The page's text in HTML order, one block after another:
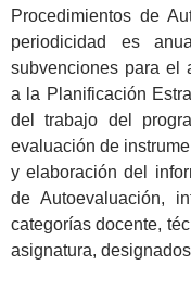
Procedimientos de
periodicidad es
subvenciones para el
a la Planificación
del trabajo del
evaluación de
y elaboración del
de Autoevaluación,
categorías docente,
asignatura,